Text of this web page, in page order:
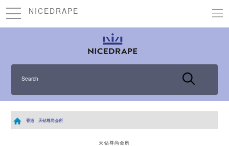
NICEDRAPE
Search
香港 天钻尊尚会所
天钻尊尚会所